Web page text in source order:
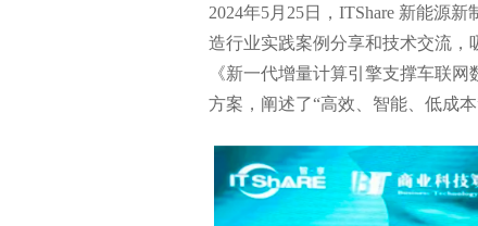
2024年5月25日，ITShare 新能源
造行业实践案例分享和技术交流
《新一代增量计算引擎支撑车联
方案，阐述了“高效、智能、低成